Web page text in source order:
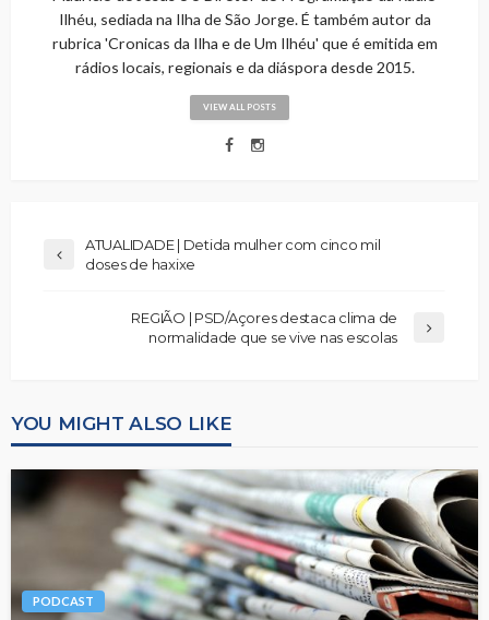
Ilhéu, sediada na Ilha de São Jorge. É também autor da
rubrica 'Cronicas da Ilha e de Um Ilhéu' que é emitida em
rádios locais, regionais e da diáspora desde 2015.
VIEW ALL POSTS
ATUALIDADE | Detida mulher com cinco mil
doses de haxixe
REGIÃO | PSD/Açores destaca clima de
normalidade que se vive nas escolas
YOU MIGHT ALSO LIKE
PODCAST